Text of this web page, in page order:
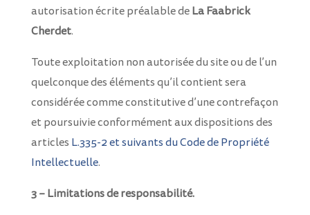
autorisation écrite préalable deLa Faabrick
Cherdet.
Toute exploitation non autorisée du site ou de l’un
quelconque des éléments qu’il contient sera
considérée comme constitutive d’une contrefaçon
et poursuivie conformément aux dispositions des
articles L.335-2 et suivants du Code de Propriété
Intellectuelle.
3 – Limitations de responsabilité.